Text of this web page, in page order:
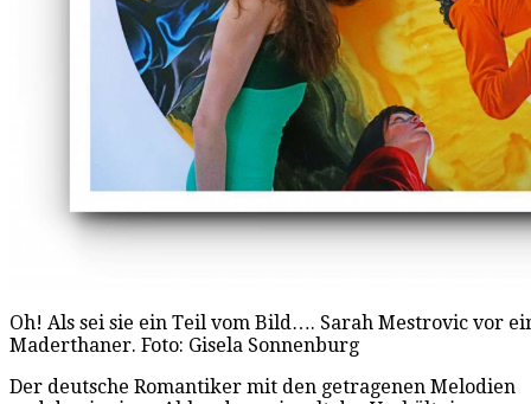
Oh! Als sei sie ein Teil vom Bild…. Sarah Mestrovic vor
Maderthaner. Foto: Gisela Sonnenburg
Der deutsche Romantiker mit den getragenen Melodien